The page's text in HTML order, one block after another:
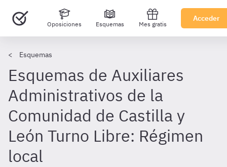
Oposiciones Esquemas Mes gratis
Acceder
Esquemas
Esquemas de Auxiliares
Administrativos de la
Comunidad de Castilla y
León Turno Libre: Régimen
local